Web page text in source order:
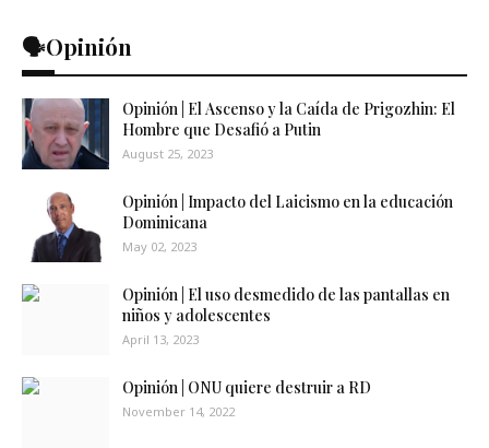
🗣️Opinión
Opinión | El Ascenso y la Caída de Prigozhin: El
Hombre que Desafió a Putin
August 25, 2023
Opinión | Impacto del Laicismo en la educación
Dominicana
May 02, 2023
Opinión | El uso desmedido de las pantallas en
niños y adolescentes
April 13, 2023
Opinión | ONU quiere destruir a RD
November 14, 2022